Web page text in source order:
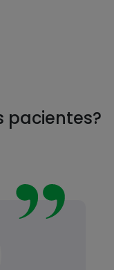
pacientes?